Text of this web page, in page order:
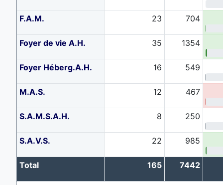
F.A.M. 23 704
Foyer de vie A.H. 35 1354
Foyer Héberg.A.H. 16 549
M.A.S. 12 467
S.A.M.S.A.H. 8 250
S.A.V.S. 22 985
Total 165 7442